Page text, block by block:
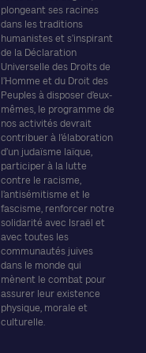
plongeant ses racines
dans les traditions
humanistes et s’inspirant
de la Déclaration
Universelle des Droits de
l’Homme et du Droit des
Peuples à disposer d’eux-
mêmes, le programme de
nos activités devrait
contribuer à l’élaboration
d’un judaïsme laïque,
participer à la lutte
contre le racisme,
l’antisémitisme et le
fascisme, renforcer notre
solidarité avec Israël et
avec toutes les
communautés juives
dans le monde qui
mènent le combat pour
assurer leur existence
physique, morale et
culturelle.